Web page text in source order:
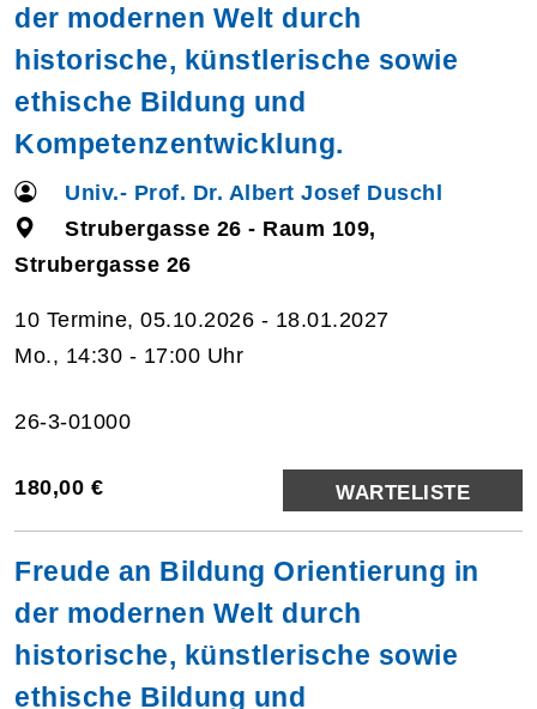
der modernen Welt durch
historische, künstlerische sowie
ethische Bildung und
Kompetenzentwicklung.
Univ.- Prof. Dr. Albert Josef Duschl
Strubergasse 26 - Raum 109,
Strubergasse 26
10 Termine, 05.10.2026 - 18.01.2027
Mo., 14:30 - 17:00 Uhr
26-3-01000
180,00 € WARTELISTE
Freude an Bildung Orientierung in
der modernen Welt durch
historische, künstlerische sowie
ethische Bildung und